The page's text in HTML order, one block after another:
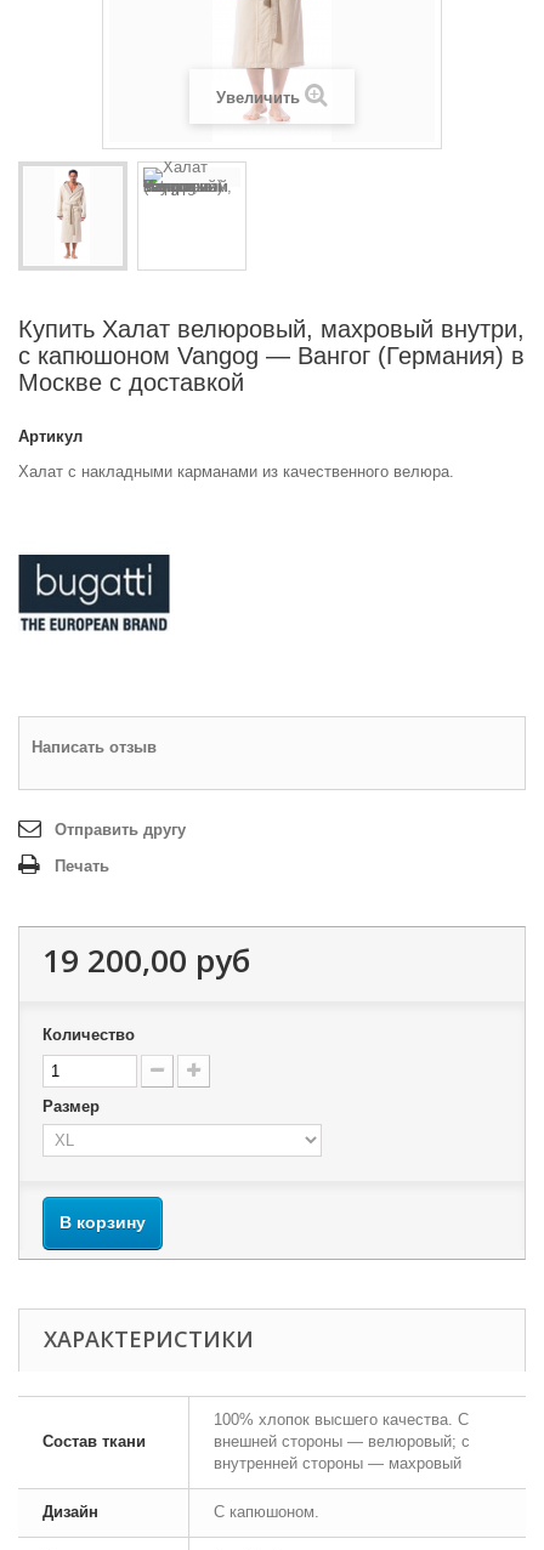
Увеличить
Купить Халат велюровый, махровый внутри,
с капюшоном Vangog — Вангог (Германия) в
Москве с доставкой
Артикул
Халат с накладными карманами из качественного велюра.
Написать отзыв
Отправить другу
Печать
19 200,00 руб
Количество
Размер
В корзину
ХАРАКТЕРИСТИКИ
Состав ткани
100% хлопок высшего качества. С
внешней стороны — велюровый; с
внутренней стороны — махровый
Дизайн С капюшоном.